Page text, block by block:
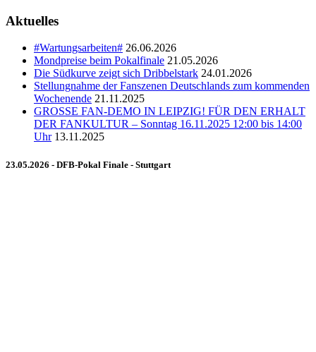
Aktuelles
#Wartungsarbeiten# 26.06.2026
Mondpreise beim Pokalfinale 21.05.2026
Die Südkurve zeigt sich Dribbelstark 24.01.2026
Stellungnahme der Fanszenen Deutschlands zum kommenden
Wochenende 21.11.2025
GROSSE FAN-DEMO IN LEIPZIG! FÜR DEN ERHALT
DER FANKULTUR – Sonntag 16.11.2025 12:00 bis 14:00
Uhr 13.11.2025
23.05.2026 - DFB-Pokal Finale - Stuttgart